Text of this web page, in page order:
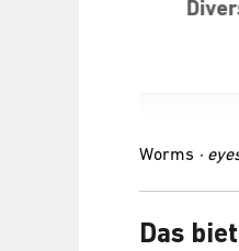
Worms ·
Das